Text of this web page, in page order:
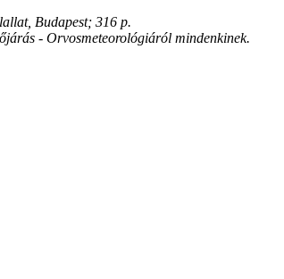
Budapest; 316 p.
- Orvosmeteorológiáról mindenkinek.